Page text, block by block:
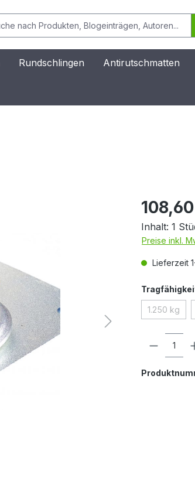
Rundschlingen Antirutschmatten
Inhalt: 1
Preise inkl.
Lieferzeit
1.250 kg
(Diese